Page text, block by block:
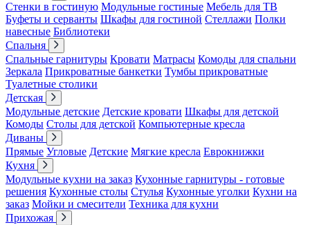
Стенки в гостиную Модульные гостиные Мебель для ТВ
Буфеты и серванты Шкафы для гостиной Стеллажи Полки
навесные Библиотеки
Спальня
Спальные гарнитуры Кровати Матрасы Комоды для спальни
Зеркала Прикроватные банкетки Тумбы прикроватные
Туалетные столики
Детская
Модульные детские Детские кровати Шкафы для детской
Комоды Столы для детской Компьютерные кресла
Диваны
Прямые Угловые Детские Мягкие кресла Еврокнижки
Кухня
Модульные кухни на заказ Кухонные гарнитуры - готовые
решения Кухонные столы Стулья Кухонные уголки Кухни на
заказ Мойки и смесители Техника для кухни
Прихожая